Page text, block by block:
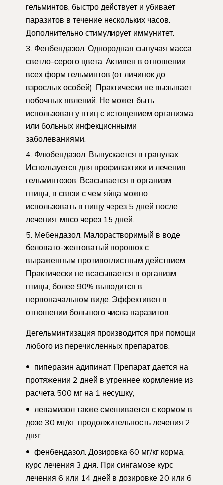
гельминтов, быстро действует и убивает
паразитов в течение нескольких часов.
Дополнительно стимулирует иммунитет.
Фенбендазол. Однородная сыпучая масса
светло-серого цвета. Активен в отношении
всех форм гельминтов (от личинок до
взрослых особей). Практически не вызывает
побочных явлений. Не может быть
использован у птиц с истощением организма
или больных инфекционными
заболеваниями.
Флюбендазол. Выпускается в гранулах.
Используется для профилактики и лечения
гельминтозов. Всасывается в организм
птицы, в связи с чем яйца можно
использовать в пищу через 5 дней после
лечения, мясо через 15 дней.
Мебендазол. Малорастворимый в воде
беловато-желтоватый порошок с
выраженным противоглистным действием.
Практически не всасывается в организм
птицы, более 90% выводится в
первоначальном виде. Эффективен в
отношении большого числа паразитов.
Дегельминтизация производится при помощи
любого из перечисленных препаратов:
пиперазин адипинат. Препарат дается на
протяжении 2 дней в утреннее кормление из
расчета 500 мг на 1 несушку;
левамизол также смешивается с кормом в
дозе 30 мг/кг, продолжительность лечения 2
дня;
фенбендазол. Дозировка 60 мг/кг корма,
курс лечения 3 дня. При сингамозе курс
лечения 6 или 14 дней в дозировке 20 или 6